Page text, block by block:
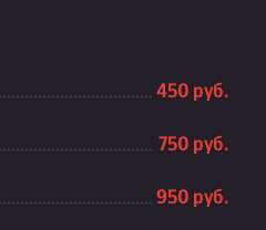
450 руб.
750 руб.
950 руб.